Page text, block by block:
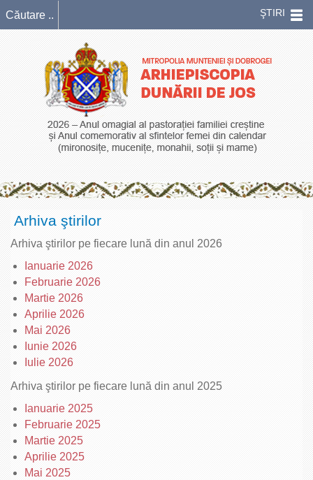
ŞTIRI
Arhiva ştirilor
Arhiva ştirilor pe fiecare lună din anul 2026
Ianuarie 2026
Februarie 2026
Martie 2026
Aprilie 2026
Mai 2026
Iunie 2026
Iulie 2026
Arhiva ştirilor pe fiecare lună din anul 2025
Ianuarie 2025
Februarie 2025
Martie 2025
Aprilie 2025
Mai 2025